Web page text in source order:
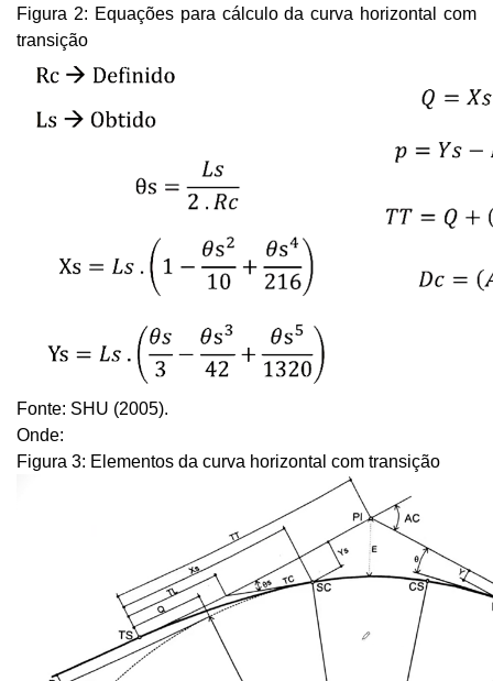
Figura 2: Equações para cálculo da curva horizontal com
transição
Fonte: SHU (2005).
Onde:
Figura 3: Elementos da curva horizontal com transição